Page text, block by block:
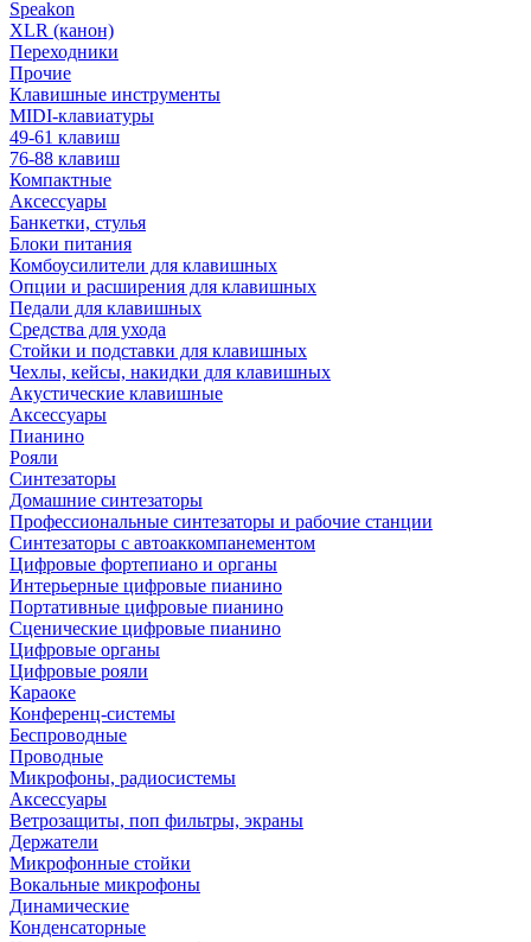
Speakon
XLR (канон)
Переходники
Прочие
Клавишные инструменты
MIDI-клавиатуры
49-61 клавиш
76-88 клавиш
Компактные
Аксессуары
Банкетки, стулья
Блоки питания
Комбоусилители для клавишных
Опции и расширения для клавишных
Педали для клавишных
Средства для ухода
Стойки и подставки для клавишных
Чехлы, кейсы, накидки для клавишных
Акустические клавишные
Аксессуары
Пианино
Рояли
Синтезаторы
Домашние синтезаторы
Профессиональные синтезаторы и рабочие станции
Синтезаторы с автоаккомпанементом
Цифровые фортепиано и органы
Интерьерные цифровые пианино
Портативные цифровые пианино
Сценические цифровые пианино
Цифровые органы
Цифровые рояли
Караоке
Конференц-системы
Беспроводные
Проводные
Микрофоны, радиосистемы
Аксессуары
Ветрозащиты, поп фильтры, экраны
Держатели
Микрофонные стойки
Вокальные микрофоны
Динамические
Конденсаторные